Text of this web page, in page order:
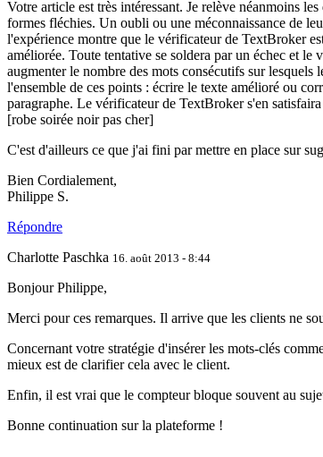
Votre article est très intéressant. Je relève néanmoins
formes fléchies. Un oubli ou une méconnaissance de
l'expérience montre que le vérificateur de TextBroker
améliorée. Toute tentative se soldera par un échec et
augmenter le nombre des mots consécutifs sur
l'ensemble de ces points : écrire le texte amélioré ou
paragraphe. Le vérificateur de TextBroker s'en
[robe soirée noir pas cher]
C'est d'ailleurs ce que j'ai fini par mettre en place sur
Bien Cordialement,
Philippe S.
Répondre
Charlotte Paschka 16. août 2013 - 8:44
Bonjour Philippe,
Merci pour ces remarques. Il arrive que les clients ne
Concernant votre stratégie d'insérer les mots-clés
mieux est de clarifier cela avec le client.
Enfin, il est vrai que le compteur bloque souvent au
Bonne continuation sur la plateforme !